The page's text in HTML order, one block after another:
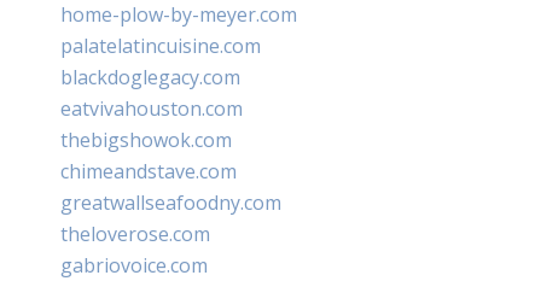
home-plow-by-meyer.com
palatelatincuisine.com
blackdoglegacy.com
eatvivahouston.com
thebigshowok.com
chimeandstave.com
greatwallseafoodny.com
theloverose.com
gabriovoice.com